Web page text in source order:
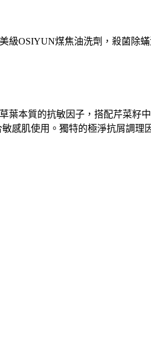
OSIYUN煤焦油洗劑，殺菌除
葉本質的抗敏因子，搭配芹菜籽
感肌使用。獨特的極淨抗屑調